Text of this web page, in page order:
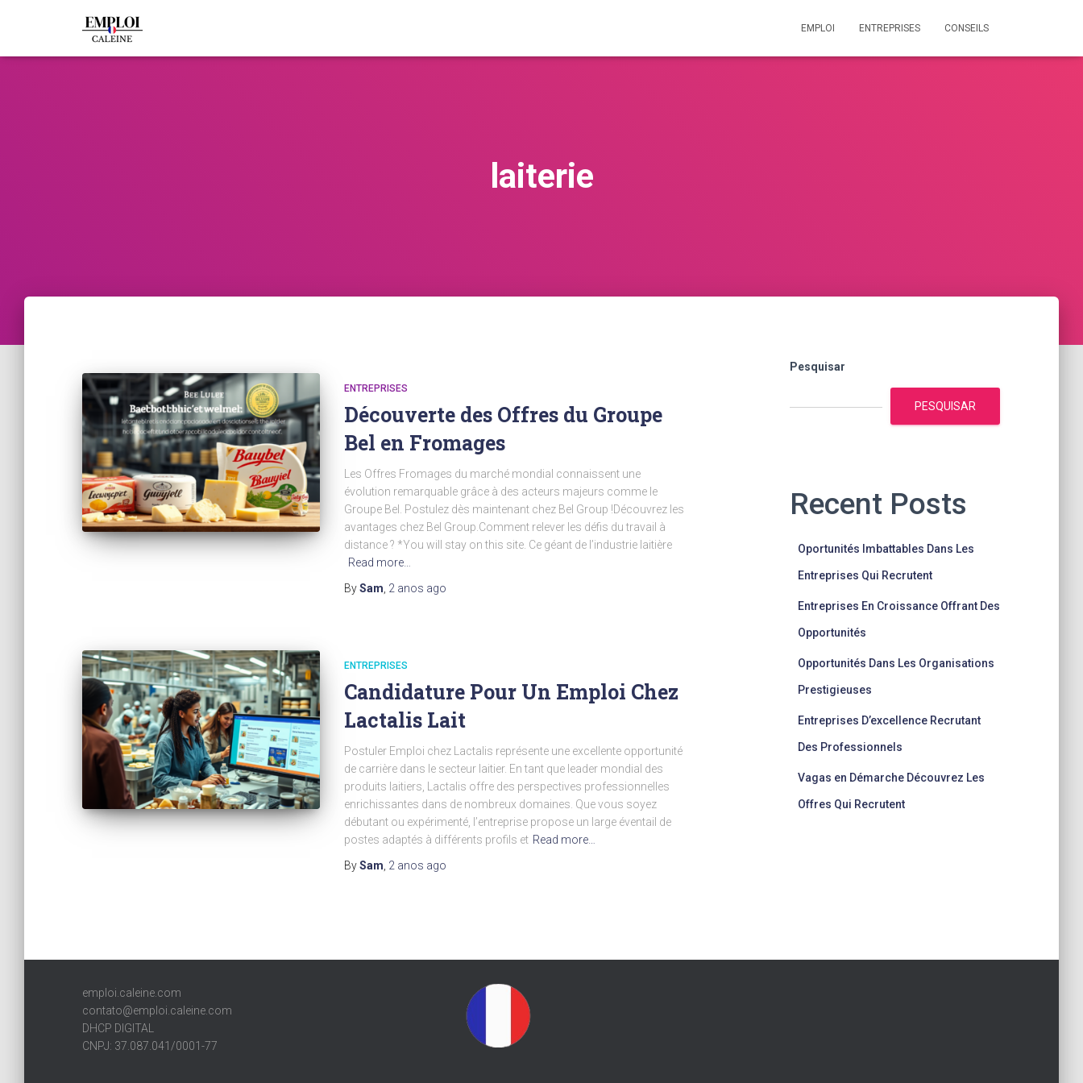
EMPLOI ENTREPRISES CONSEILS
laiterie
ENTREPRISES
Découverte des Offres du Groupe
Bel en Fromages
Les Offres Fromages du marché mondial connaissent une
évolution remarquable grâce à des acteurs majeurs comme le
Groupe Bel. Postulez dès maintenant chez Bel Group !Découvrez les
avantages chez Bel Group.Comment relever les défis du travail à
distance ? *You will stay on this site. Ce géant de l’industrie laitière
Read more…
BySam 2 anos ago
ENTREPRISES
Candidature Pour Un Emploi Chez
Lactalis Lait
Postuler Emploi chez Lactalis représente une excellente opportunité
de carrière dans le secteur laitier. En tant que leader mondial des
produits laitiers, Lactalis offre des perspectives professionnelles
enrichissantes dans de nombreux domaines. Que vous soyez
débutant ou expérimenté, l’entreprise propose un large éventail de
postes adaptés à différents profils et Read more…
BySam 2 anos ago
Pesquisar
PESQUISAR
Recent Posts
Oportunités Imbattables Dans Les
Entreprises Qui Recrutent
Entreprises En Croissance Offrant Des
Opportunités
Opportunités Dans Les Organisations
Prestigieuses
Entreprises D’excellence Recrutant
Des Professionnels
Vagas en Démarche Découvrez Les
Offres Qui Recrutent
emploi.caleine.com
contato@emploi.caleine.com
DHCP DIGITAL
CNPJ: 37.087.041/0001-77